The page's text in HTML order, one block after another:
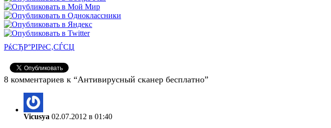
РќСЂР°РІРёС‚СЃСЏ
8 комментариев к “Антивирусный сканер бесплатно”
Vicusya 02.07.2012 в 01:40